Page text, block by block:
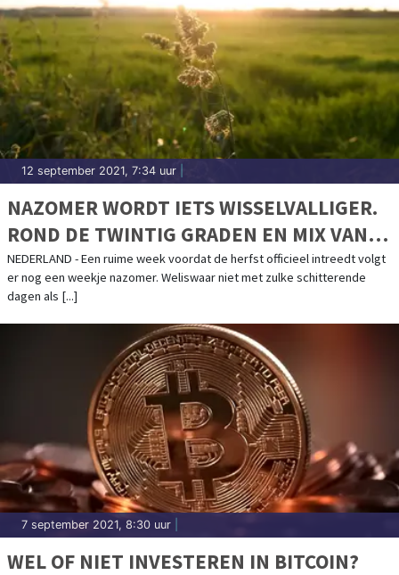
12 september 2021, 7:34 uur
NAZOMER WORDT IETS WISSELVALLIGER.
ROND DE TWINTIG GRADEN EN MIX VAN
ZON EN WOLKEN
NEDERLAND - Een ruime week voordat de herfst officieel intreedt volgt
er nog een weekje nazomer. Weliswaar niet met zulke schitterende
dagen als [...]
7 september 2021, 8:30 uur
WEL OF NIET INVESTEREN IN BITCOIN?